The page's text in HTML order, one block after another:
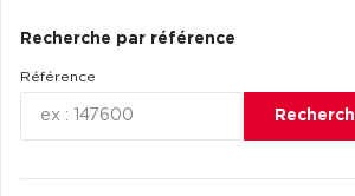
Recherche par référence
Référence